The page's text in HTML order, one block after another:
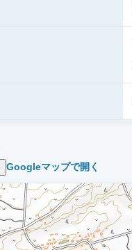
Googleマップで開く